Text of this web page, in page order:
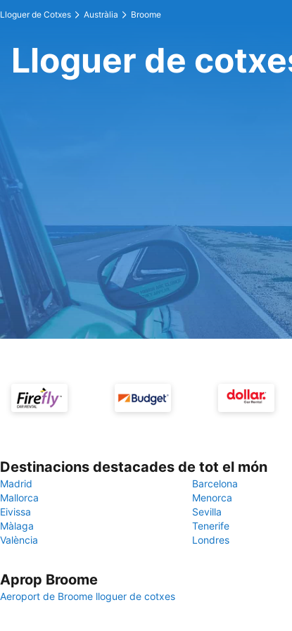
Lloguer de Cotxes Austràlia Broome
Lloguer de
Destinacions destacades de tot el món
Madrid
Barcelona
Mallorca
Menorca
Eivissa
Sevilla
Màlaga
Tenerife
València
Londres
Aprop Broome
Aeroport de Broome lloguer de cotxes